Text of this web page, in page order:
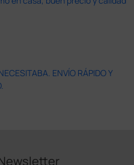
ENVÍO RÁPIDO Y